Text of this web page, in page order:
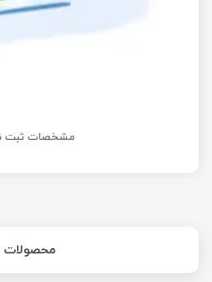
مشخصات ثبت
محصولات